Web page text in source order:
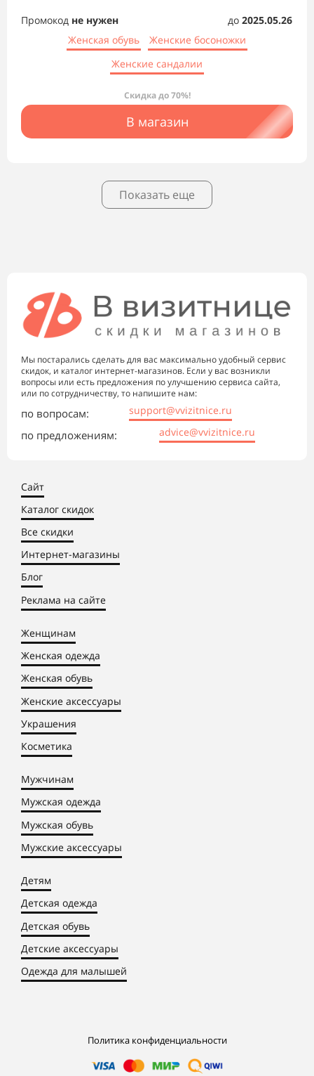
Промокод не нужен до 2025.05.26
Женская обувь
Женские босоножки
Женские сандалии
Скидка до 70%!
В магазин
Показать еще
Мы постарались сделать для вас максимально удобный сервис
скидок, и каталог интернет-магазинов. Если у вас возникли
вопросы или есть предложения по улучшению сервиса сайта,
или по сотрудничеству, то напишите нам:
по вопросам: support@vvizitnice.ru
по предложениям: advice@vvizitnice.ru
Сайт
Каталог скидок
Все скидки
Интернет-магазины
Блог
Реклама на сайте
Женщинам
Женская одежда
Женская обувь
Женские аксессуары
Украшения
Косметика
Мужчинам
Мужская одежда
Мужская обувь
Мужские аксессуары
Детям
Детская одежда
Детская обувь
Детские аксессуары
Одежда для малышей
Политика конфиденциальности